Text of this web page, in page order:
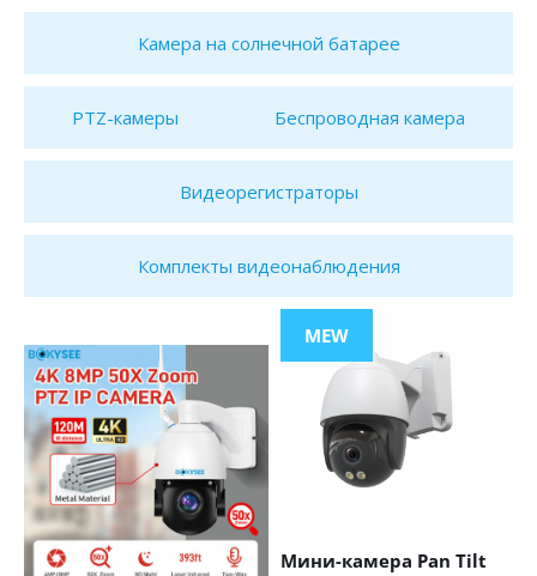
Камера на солнечной батарее
PTZ-камеры Беспроводная камера
Видеорегистраторы
Комплекты видеонаблюдения
MEW
Мини-камера Pan Tilt